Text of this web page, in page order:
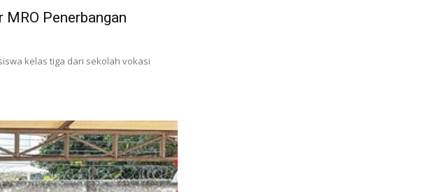
Penerbangan
kelas tiga dari sekolah vokasi